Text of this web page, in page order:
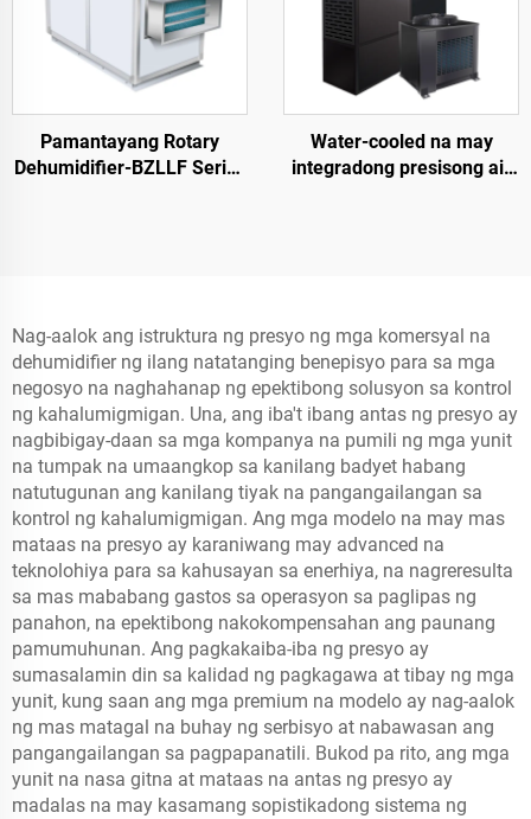
Pamantayang Rotary
Dehumidifier-BZLLF Series
Water-cooled na may
integradong presisong air
Nag-aalok ang istruktura ng presyo ng mga komersyal na
dehumidifier ng ilang natatanging benepisyo para sa mga
negosyo na naghahanap ng epektibong solusyon sa kontrol
ng kahalumigmigan. Una, ang iba't ibang antas ng presyo ay
nagbibigay-daan sa mga kompanya na pumili ng mga yunit
na tumpak na umaangkop sa kanilang badyet habang
natutugunan ang kanilang tiyak na pangangailangan sa
kontrol ng kahalumigmigan. Ang mga modelo na may mas
mataas na presyo ay karaniwang may advanced na
teknolohiya para sa kahusayan sa enerhiya, na nagreresulta
sa mas mababang gastos sa operasyon sa paglipas ng
panahon, na epektibong nakokompensahan ang paunang
pamumuhunan. Ang pagkakaiba-iba ng presyo ay
sumasalamin din sa kalidad ng pagkagawa at tibay ng mga
yunit, kung saan ang mga premium na modelo ay nag-aalok
ng mas matagal na buhay ng serbisyo at nabawasan ang
pangangailangan sa pagpapanatili. Bukod pa rito, ang mga
yunit na nasa gitna at mataas na antas ng presyo ay
madalas na may kasamang sopistikadong sistema ng